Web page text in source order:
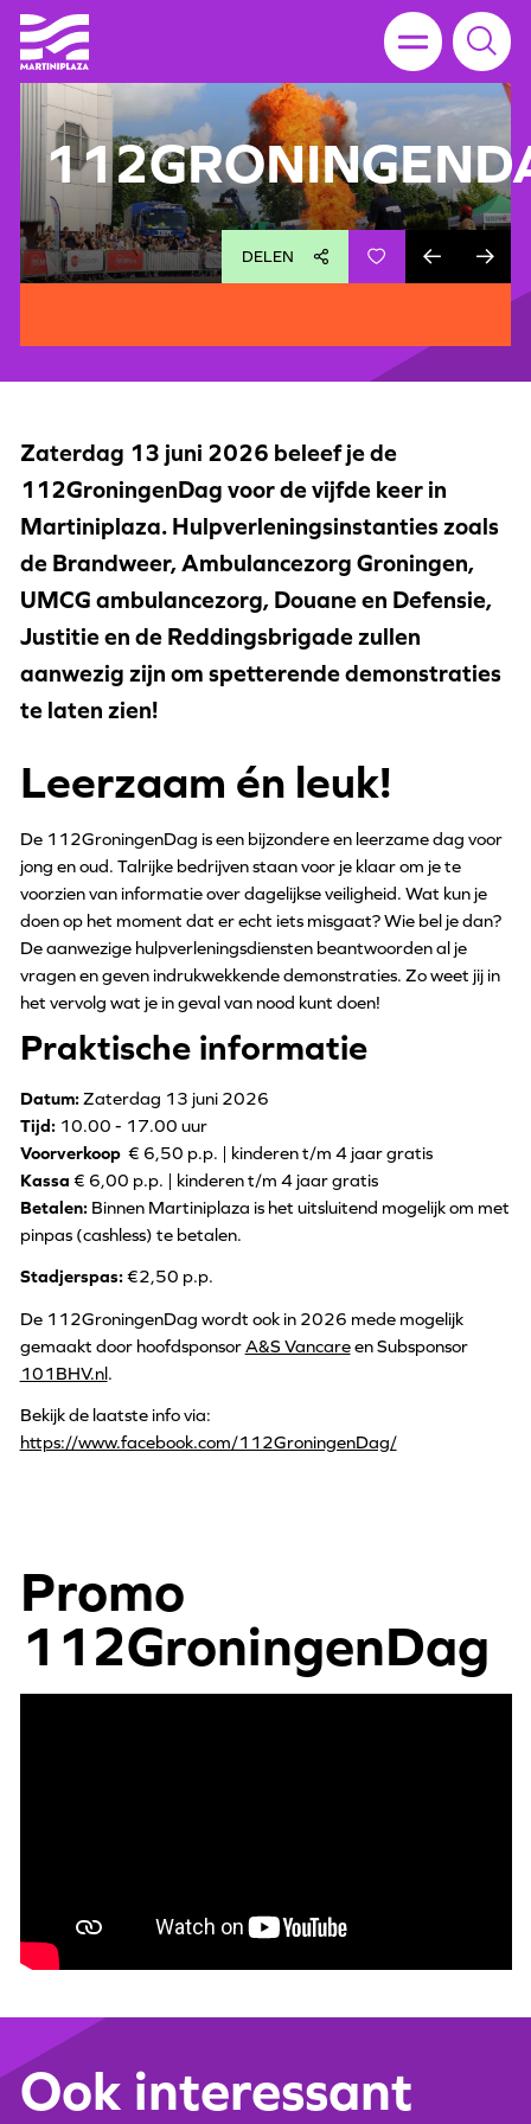
Zaterdag 13 juni 2026 beleef je de
112GroningenDag voor de vijfde keer in
Martiniplaza. Hulpverleningsinstanties zoals
de Brandweer, Ambulancezorg Groningen,
UMCG ambulancezorg, Douane en Defensie,
Justitie en de Reddingsbrigade zullen
aanwezig zijn om spetterende demonstraties
te laten zien!
Leerzaam én leuk!
De 112GroningenDag is een bijzondere en leerzame dag voor
jong en oud. Talrijke bedrijven staan voor je klaar om je te
voorzien van informatie over dagelijkse veiligheid. Wat kun je
doen op het moment dat er echt iets misgaat? Wie bel je dan?
De aanwezige hulpverleningsdiensten beantwoorden al je
vragen en geven indrukwekkende demonstraties. Zo weet jij in
het vervolg wat je in geval van nood kunt doen!
Praktische informatie
Datum:Zaterdag 13 juni 2026
Tijd:10.00 - 17.00 uur
Voorverkoop € 6,50 p.p. | kinderen t/m 4 jaar gratis
Kassa € 6,00 p.p. | kinderen t/m 4 jaar gratis
Betalen:Binnen Martiniplaza is het uitsluitend mogelijk om met
pinpas (cashless) te betalen.
Stadjerspas:€2,50 p.p.
De 112GroningenDag wordt ook in 2026 mede mogelijk
gemaakt door hoofdsponsor A&S Vancareen Subsponsor
101BHV.nl.
Bekijk de laatste info via:
https://www.facebook.com/112GroningenDag/
DELEN
Promo
112GroningenDag
Ook interessant